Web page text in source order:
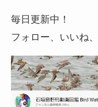
毎日更新中！
フォロー、いいね